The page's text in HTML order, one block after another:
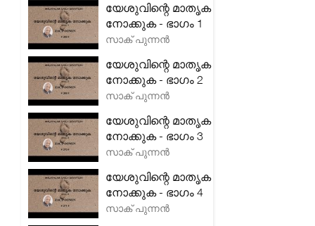
യേശുവിന്റെ മാതൃക
നോക്കുക - ഭാഗം 1
സാക് പുന്നൻ
യേശുവിന്റെ മാതൃക
നോക്കുക - ഭാഗം 2
സാക് പുന്നൻ
യേശുവിന്റെ മാതൃക
നോക്കുക - ഭാഗം 3
സാക് പുന്നൻ
യേശുവിന്റെ മാതൃക
നോക്കുക - ഭാഗം 4
സാക് പുന്നൻ